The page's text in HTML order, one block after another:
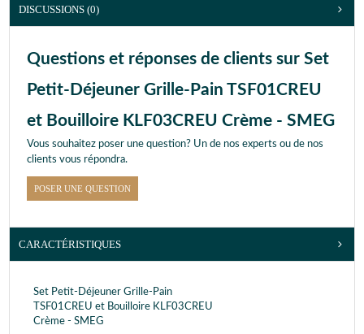
DISCUSSIONS (0)
Questions et réponses de clients sur Set
Petit-Déjeuner Grille-Pain TSF01CREU
et Bouilloire KLF03CREU Crème - SMEG
Vous souhaitez poser une question? Un de nos experts ou de nos
clients vous répondra.
POSER UNE QUESTION
CARACTÉRISTIQUES
Set Petit-Déjeuner Grille-Pain
TSF01CREU et Bouilloire KLF03CREU
Crème - SMEG